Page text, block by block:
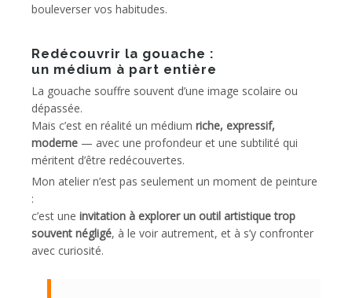
bouleverser vos habitudes.
Redécouvrir la gouache :
un médium à part entière
La gouache souffre souvent d’une image scolaire ou
dépassée.
Mais c’est en réalité un médium riche, expressif,
moderne — avec une profondeur et une subtilité qui
méritent d’être redécouvertes.
Mon atelier n’est pas seulement un moment de peinture
:
c’est une invitation à explorer un outil artistique trop
souvent négligé, à le voir autrement, et à s’y confronter
avec curiosité.